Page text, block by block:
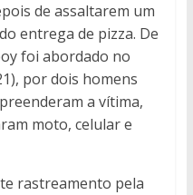
de assaltarem um
entrega de pizza. De
foi abordado no
por dois homens
a vítima,
moto, celular e
rastreamento pela